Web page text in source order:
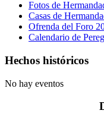
Fotos de
Casas de
Ofrenda del Foro
Calendario de
Hechos históricos
No hay eventos